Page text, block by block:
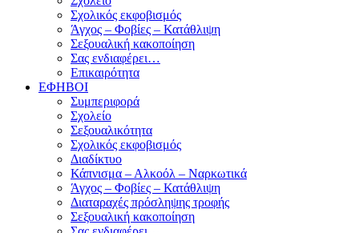
Σχολικός εκφοβισμός
Άγχος – Φοβίες – Κατάθλιψη
Σεξουαλική κακοποίηση
Σας ενδιαφέρει…
Επικαιρότητα
ΕΦΗΒΟΙ
Συμπεριφορά
Σχολείο
Σεξουαλικότητα
Σχολικός εκφοβισμός
Διαδίκτυο
Κάπνισμα – Αλκοόλ – Ναρκωτικά
Άγχος – Φοβίες – Κατάθλιψη
Διαταραχές πρόσληψης τροφής
Σεξουαλική κακοποίηση